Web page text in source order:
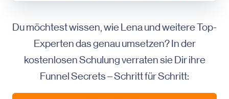
Du möchtest wissen, wie Lena und weitere Top-
Experten das genau umsetzen? In der
kostenlosen Schulung verraten sie Dir ihre
Funnel Secrets – Schritt für Schritt: